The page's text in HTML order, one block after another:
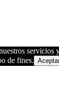
de fines.